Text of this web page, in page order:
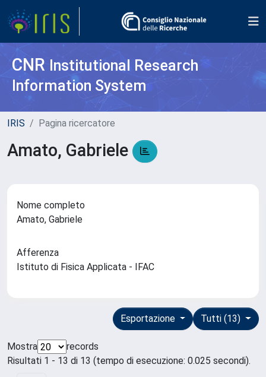
CNR Institutional Research
Information System
IRIS Pagina ricercatore
Amato, Gabriele
Nome completo
Amato, Gabriele
Afferenza
Istituto di Fisica Applicata - IFAC
Tutti (13)
Esportazione
Mostra
records
Risultati 1 - 13 di 13 (tempo di esecuzione: 0.025 secondi).